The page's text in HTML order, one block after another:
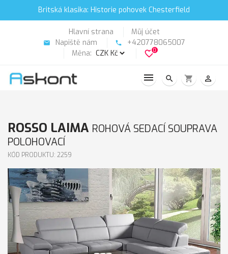
Britská klasika: Historie pohovek Chesterfield
Hlavní strana Můj účet
email Napiště nám phone
+420778065007
Měna:
favorite_border0
search shopping_cart person_outline
ROSSO LAIMA ROHOVÁ SEDACÍ SOUPRAVA
POLOHOVACÍ
KÓD PRODUKTU: 2259